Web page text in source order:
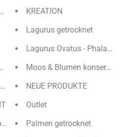
KREATION
Lagurus getrocknet
Lagurus Ovatus - Phalaris
Moos & Blumen
NEUE PRODUKTE
Outlet
Palmen getrocknet